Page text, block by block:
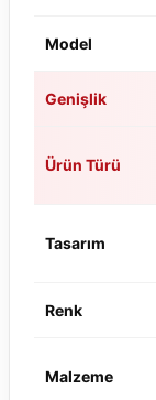
Model
Genişlik
Ürün Türü
Tasarım
Renk
Malzeme